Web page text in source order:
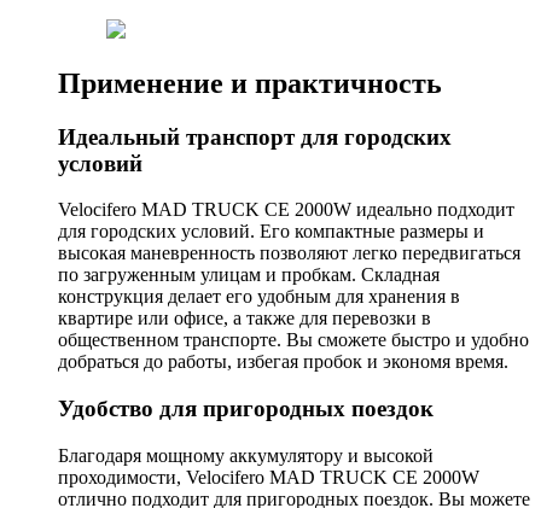
Применение и практичность
Идеальный транспорт для городских
условий
Velocifero MAD TRUCK CE 2000W идеально подходит
для городских условий. Его компактные размеры и
высокая маневренность позволяют легко передвигаться
по загруженным улицам и пробкам. Складная
конструкция делает его удобным для хранения в
квартире или офисе, а также для перевозки в
общественном транспорте. Вы сможете быстро и удобно
добраться до работы, избегая пробок и экономя время.
Удобство для пригородных поездок
Благодаря мощному аккумулятору и высокой
проходимости, Velocifero MAD TRUCK CE 2000W
отлично подходит для пригородных поездок. Вы можете